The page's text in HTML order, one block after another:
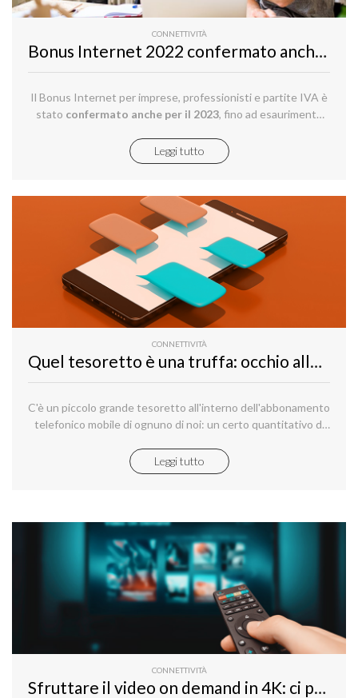
CONNETTIVITÀ
Bonus Internet 2022 confermato anche per il 2023: 2500 euro per imprese e partite IVA, ecco come
Il Bonus Internet per imprese, professionisti e partite IVA è
stato confermato anche per il 2023, fino ad esaurimento
varie regioni italiane per soddisfare le numerose richieste.
Leggi tutto
CONNETTIVITÀ
Quel tesoretto è una truffa: occhio alle app che comprano e svendono SMS
C'è un piccolo grande tesoretto all'interno dell'abbonamento
telefonico mobile di ognuno di noi: un certo quantitativo di
poiché inutilizzato.
Leggi tutto
CONNETTIVITÀ
Sfruttare il video on demand in 4K: ci pensa la Fibra di Aruba